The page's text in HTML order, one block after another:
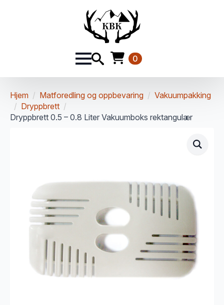
0
Hjem Matforedling og oppbevaring
Vakuumpakking
Dryppbrett
Dryppbrett 0.5 – 0.8 Liter Vakuumboks rektangulær